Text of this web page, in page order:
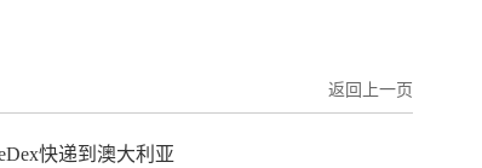
返回上一页